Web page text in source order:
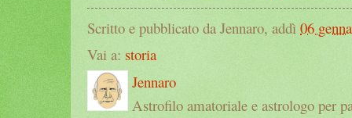
Scritto e pubblicato da Jennaro, addì 06
Vai a: storia
Jennaro
Astrofilo amatoriale e astrologo per